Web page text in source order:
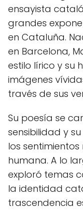
ensayista
grandes
en Cataluña.
en Barcelona,
estilo lírico y su
imágenes
través de sus
Su poesía se
sensibilidad y
los
humana. A lo
exploró temas
la identidad
trascendencia